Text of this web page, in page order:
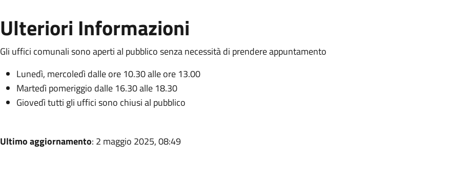
Ulteriori Informazioni
Gli uffici comunali sono aperti al pubblico senza necessità di prendere appuntamento
Lunedì, mercoledì dalle ore 10.30 alle ore 13.00
Martedì pomeriggio dalle 16.30 alle 18.30
Giovedì tutti gli uffici sono chiusi al pubblico
Ultimo aggiornamento: 2 maggio 2025, 08:49